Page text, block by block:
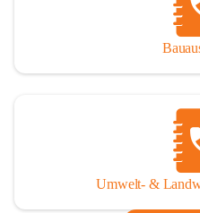
Umwelt- &